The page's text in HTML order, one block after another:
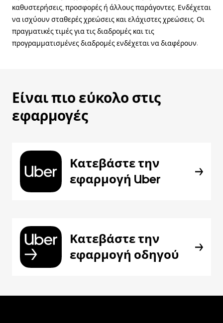
καθυστερήσεις, προσφορές ή άλλους παράγοντες. Ενδέχεται
να ισχύουν σταθερές χρεώσεις και ελάχιστες χρεώσεις. Οι
πραγματικές τιμές για τις διαδρομές και τις
προγραμματισμένες διαδρομές ενδέχεται να διαφέρουν.
Είναι πιο εύκολο στις
εφαρμογές
Κατεβάστε την
εφαρμογή Uber
Κατεβάστε την
εφαρμογή οδηγού